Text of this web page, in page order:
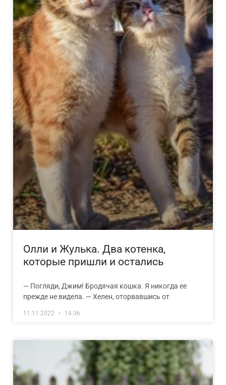
Олли и Жулька. Два котенка,
которые пришли и остались
— Погляди, Джим! Бродячая кошка. Я никогда ее
прежде не видела. — Хелен, оторвавшись от
11.11.2022 14:36